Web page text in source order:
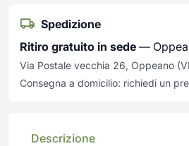
Spedizione
Ritiro gratuito in sede —
Via Postale vecchia 26, Oppeano
Consegna a domicilio: richiedi un
Descrizione